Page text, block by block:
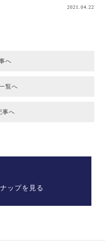
2021.04.22
へ
覧へ
事へ
ップを見る